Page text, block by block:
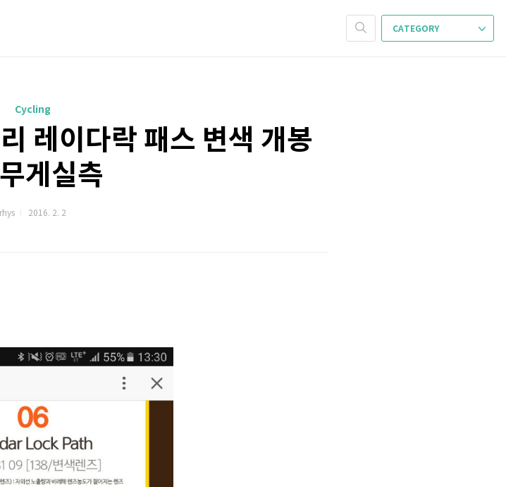
CATEGORY
Cycling
레이다락 패스 변색 개봉
게실측
rhys 2016. 2. 2